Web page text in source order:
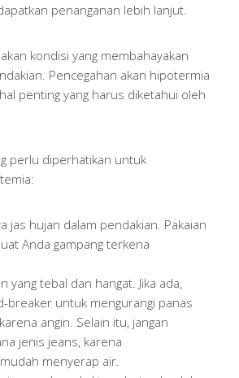
penanganan lebih lanjut.
kondisi yang membahayakan
Pencegahan akan hipotermia
penting yang harus diketahui oleh
perlu diperhatikan untuk
jas hujan dalam pendakian. Pakaian
Anda gampang terkena
yang tebal dan hangat. Jika ada,
breaker untuk mengurangi panas
angin. Selain itu, jangan
jenis jeans, karena
menyerap air.